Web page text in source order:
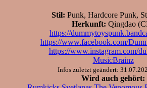
Stil: Punk, Hardcore Punk,
Herkunft: Qingdao
https://
https://www.facebook.com/
https://www.instagram.com/
MusicBrainz
Infos zuletzt geändert:
Wird auch gehört: